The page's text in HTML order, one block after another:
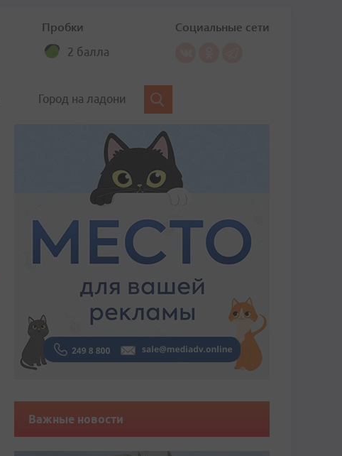
Пробки
2 балла
Социальные сети
Город на ладони
Важные новости